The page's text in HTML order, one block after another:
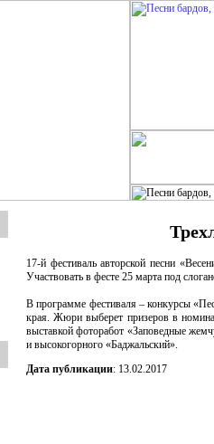
17-й фестиваль авторской песни
Участвовать в фесте 25 марта под
В программе фестиваля – конкурсы
края. Жюри выберет призеров в
выставкой фоторабот «Заповедные
и высокогорного «Баджальский».
Дата публикации: 13.02.2017